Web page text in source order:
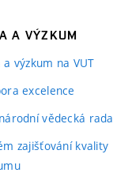
A VÝZKUM
a výzkum na VUT
excelence
vědecká rada
zajišťování kvality